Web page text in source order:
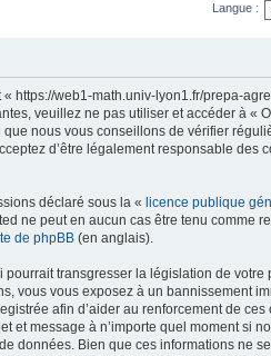
Langue :
https://web1-math.univ-lyon1.fr/prepa-
veuillez ne pas utiliser et accéder à «
nous vous conseillons de vérifier
d’être légalement responsable des
déclaré sous la « licence publique
ne peut en aucun cas être tenu comme
de phpBB (en anglais).
transgresser la législation de votre
vous vous exposez à un bannissement
afin d’aider au renforcement de ces
et message à n’importe quel moment si
données. Bien que ces informations ne